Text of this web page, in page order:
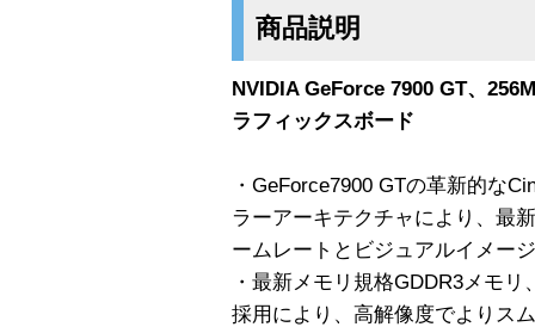
商品説明
NVIDIA GeForce 7900 GT、
ラフィックスボード
・GeForce7900 GTの革新的な
ラーアーキテクチャにより、最
ームレートとビジュアルイメー
・最新メモリ規格GDDR3メモ
採用により、高解像度でよりス